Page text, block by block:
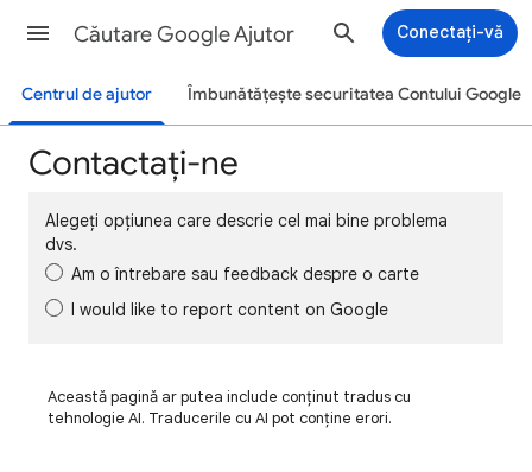
Căutare Google Ajutor Conectați-vă
Centrul de ajutor Îmbunătățește securitatea Contului Google
Contactați-ne
Alegeți opțiunea care descrie cel mai bine problema
dvs.
Am o întrebare sau feedback despre o carte
I would like to report content on Google
Această pagină ar putea include conținut tradus cu
tehnologie AI. Traducerile cu AI pot conține erori.